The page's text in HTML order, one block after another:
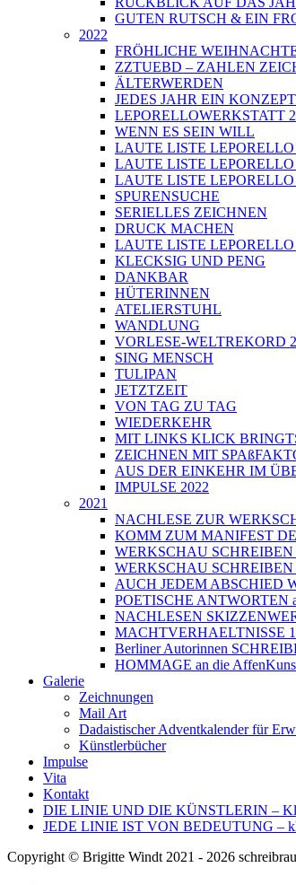
GUTEN RUTSCH & EIN
2022
FRÖHLICHE
ZZTUEBD – ZAHLEN
ÄLTERWERDEN
JEDES JAHR EIN KONZEPT
LEPORELLOWERKSTATT
WENN ES SEIN WILL
LAUTE LISTE LEPORELLO
LAUTE LISTE LEPORELLO
LAUTE LISTE LEPORELLO
SPURENSUCHE
SERIELLES ZEICHNEN
DRUCK MACHEN
LAUTE LISTE
KLECKSIG UND PENG
DANKBAR
HÜTERINNEN
ATELIERSTUHL
WANDLUNG
VORLESE-WELTREKORD
SING MENSCH
TULIPAN
JETZTZEIT
VON TAG ZU TAG
WIEDERKEHR
MIT LINKS KLICK
ZEICHNEN MIT
AUS DER EINKEHR IM
IMPULSE 2022
2021
NACHLESE ZUR
KOMM ZUM MANIFEST
WERKSCHAU
WERKSCHAU
AUCH JEDEM ABSCHIED
POETISCHE ANTWORTEN
NACHLESEN
MACHTVERHAELTNISSE
Berliner Autorinnen
HOMMAGE an die
Galerie
Zeichnungen
Mail Art
Dadaistischer Adventkalender für
Künstlerbücher
Impulse
Vita
Kontakt
DIE LINIE UND DIE KÜNSTLERIN –
JEDE LINIE IST VON BEDEUTUNG –
Copyright © Brigitte Windt 2021 - 2026